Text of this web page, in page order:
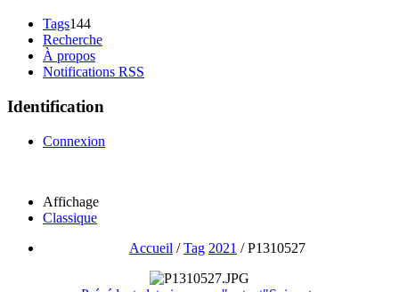
Tags144
Recherche
À propos
Notifications RSS
Identification
Connexion
Affichage
Classique
Accueil /Tag 2021 /P1310527